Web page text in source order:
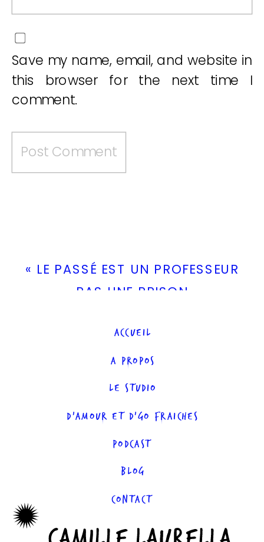
Save my name, email, and website in
this browser for the next time I
comment.
« LE PASSÉ EST UN PROFESSEUR
PAS UNE PRISON
ACCUEIL
A PROPOS
LE STUDIO
D'AMOUR ET D'GO FRAICHES
PODCAST
BLOG
CONTACT